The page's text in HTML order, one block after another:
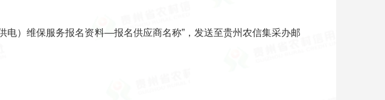
电）维保服务报名资料—报名供应商名称”，发送至贵州农信集采办邮